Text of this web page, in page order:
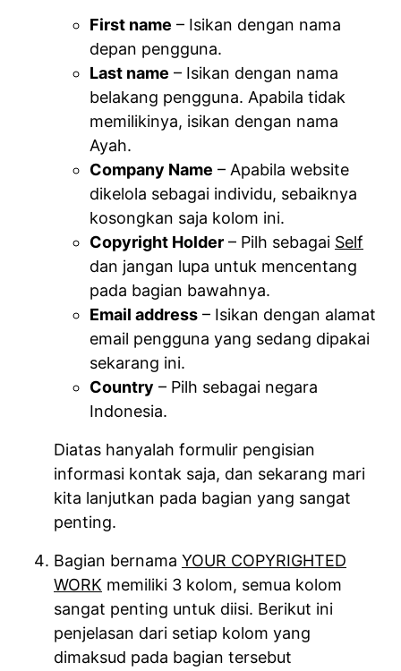
First name – Isikan dengan nama
depan pengguna.
Last name – Isikan dengan nama
belakang pengguna. Apabila tidak
memilikinya, isikan dengan nama
Ayah.
Company Name – Apabila website
dikelola sebagai individu, sebaiknya
kosongkan saja kolom ini.
Copyright Holder – Pilh sebagai Self
dan jangan lupa untuk mencentang
pada bagian bawahnya.
Email address – Isikan dengan alamat
email pengguna yang sedang dipakai
sekarang ini.
Country – Pilh sebagai negara
Indonesia.
Diatas hanyalah formulir pengisian
informasi kontak saja, dan sekarang mari
kita lanjutkan pada bagian yang sangat
penting.
Bagian bernama YOUR COPYRIGHTED
WORK memiliki 3 kolom, semua kolom
sangat penting untuk diisi. Berikut ini
penjelasan dari setiap kolom yang
dimaksud pada bagian tersebut